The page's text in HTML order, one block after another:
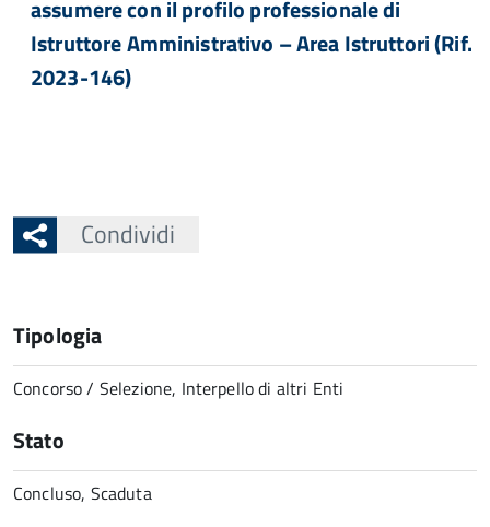
assumere con il profilo professionale di
Istruttore Amministrativo – Area Istruttori (Rif.
2023-146)
Condividi
Tipologia
Concorso / Selezione, Interpello di altri Enti
Stato
Concluso, Scaduta